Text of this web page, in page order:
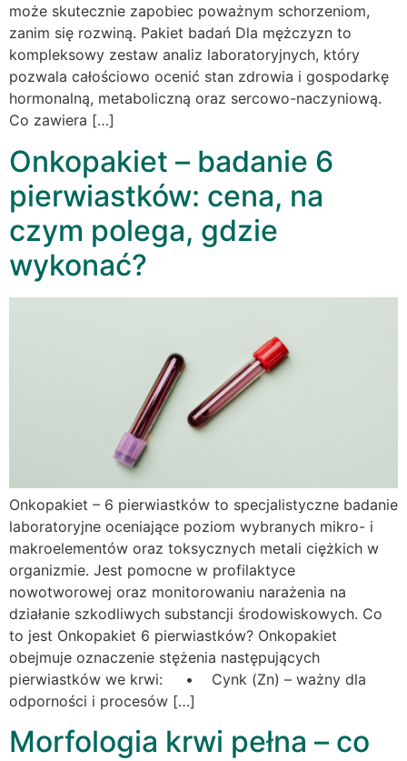
może skutecznie zapobiec poważnym schorzeniom,
zanim się rozwiną. Pakiet badań Dla mężczyzn to
kompleksowy zestaw analiz laboratoryjnych, który
pozwala całościowo ocenić stan zdrowia i gospodarkę
hormonalną, metaboliczną oraz sercowo-naczyniową.
Co zawiera […]
Onkopakiet – badanie 6
pierwiastków: cena, na
czym polega, gdzie
wykonać?
Onkopakiet – 6 pierwiastków to specjalistyczne badanie
laboratoryjne oceniające poziom wybranych mikro- i
makroelementów oraz toksycznych metali ciężkich w
organizmie. Jest pomocne w profilaktyce
nowotworowej oraz monitorowaniu narażenia na
działanie szkodliwych substancji środowiskowych. Co
to jest Onkopakiet 6 pierwiastków? Onkopakiet
obejmuje oznaczenie stężenia następujących
pierwiastków we krwi: • Cynk (Zn) – ważny dla
odporności i procesów […]
Morfologia krwi pełna – co